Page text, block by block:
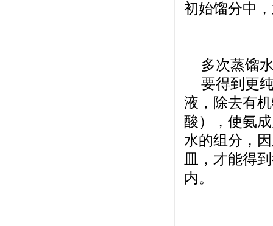
初始馏分中
多次蒸馏
要得到更
液，除去有
酸），使氨
水的组分，
皿，才能得
内。